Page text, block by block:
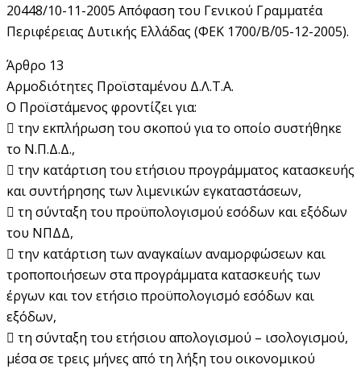
20448/10-11-2005 Απόφαση του Γενικού Γραμματέα
Περιφέρειας Δυτικής Ελλάδας (ΦΕΚ 1700/Β΄/05-12-2005).
Άρθρο 13
Αρμοδιότητες Προϊσταμένου Δ.Λ.Τ.Α.
Ο Προϊστάμενος φροντίζει για:
 την εκπλήρωση του σκοπού για το οποίο συστήθηκε
το Ν.Π.Δ.Δ.,
 την κατάρτιση του ετήσιου προγράμματος κατασκευής
και συντήρησης των λιμενικών εγκαταστάσεων,
 τη σύνταξη του προϋπολογισμού εσόδων και εξόδων
του ΝΠΔΔ,
 την κατάρτιση των αναγκαίων αναμορφώσεων και
τροποποιήσεων στα προγράμματα κατασκευής των
έργων και τον ετήσιο προϋπολογισμό εσόδων και
εξόδων,
 τη σύνταξη του ετήσιου απολογισμού – ισολογισμού,
μέσα σε τρεις μήνες από τη λήξη του οικονομικού